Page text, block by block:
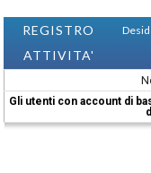
REGISTRO
ATTIVITA'
Gli utenti con account di